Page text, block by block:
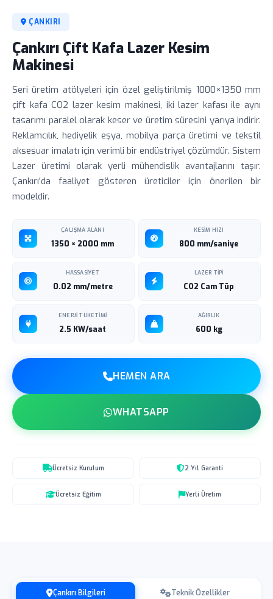
ÇANKIRI
Çankırı Çift Kafa Lazer Kesim
Makinesi
Seri üretim atölyeleri için özel geliştirilmiş 1000×1350 mm
çift kafa CO2 lazer kesim makinesi, iki lazer kafası ile aynı
tasarımı paralel olarak keser ve üretim süresini yarıya indirir.
Reklamcılık, hediyelik eşya, mobilya parça üretimi ve tekstil
aksesuar imalatı için verimli bir endüstriyel çözümdür. Sistem
Lazer üretimi olarak yerli mühendislik avantajlarını taşır.
Çankırı'da faaliyet gösteren üreticiler için önerilen bir
modeldir.
ÇALIŞMA ALANI
1350 × 2000 mm
KESIM HIZI
800 mm/saniye
HASSASIYET
0.02 mm/metre
LAZER TIPI
CO2 Cam Tüp
ENERJI TÜKETIMI
2.5 KW/saat
AĞIRLIK
600 kg
HEMEN ARA
WHATSAPP
Ücretsiz Kurulum 2 Yıl Garanti
Ücretsiz Eğitim Yerli Üretim
Çankırı Bilgileri Teknik Özellikler